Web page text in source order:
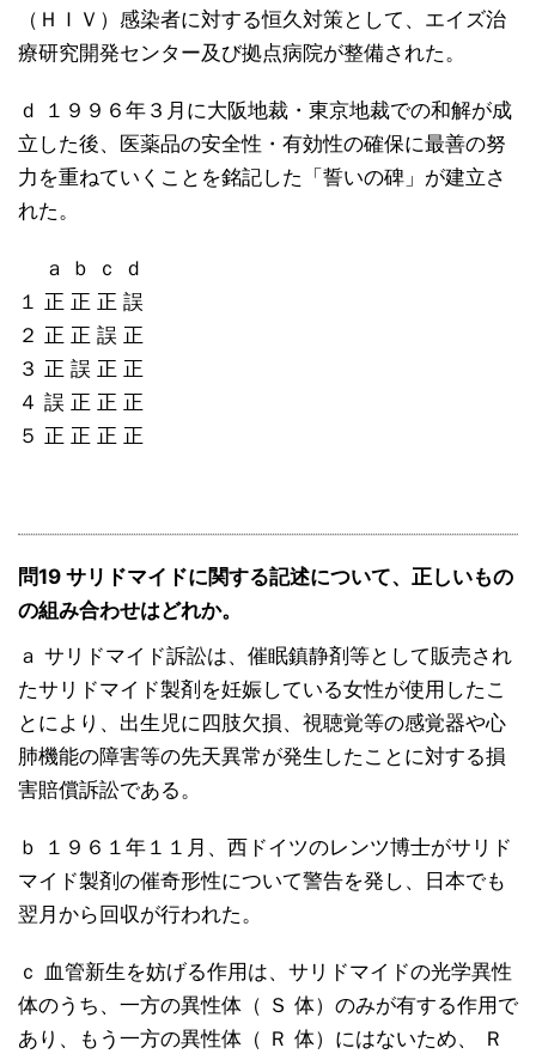
（ＨＩＶ）感染者に対する恒久対策として、エイズ治
療研究開発センター及び拠点病院が整備された。
ｄ １９９６年３月に大阪地裁・東京地裁での和解が成
立した後、医薬品の安全性・有効性の確保に最善の努
力を重ねていくことを銘記した「誓いの碑」が建立さ
れた。
ａ ｂ ｃ ｄ
１ 正 正 正 誤
２ 正 正 誤 正
３ 正 誤 正 正
４ 誤 正 正 正
５ 正 正 正 正
問19 サリドマイドに関する記述について、正しいもの
の組み合わせはどれか。
ａ サリドマイド訴訟は、催眠鎮静剤等として販売され
たサリドマイド製剤を妊娠している女性が使用したこ
とにより、出生児に四肢欠損、視聴覚等の感覚器や心
肺機能の障害等の先天異常が発生したことに対する損
害賠償訴訟である。
ｂ １９６１年１１月、西ドイツのレンツ博士がサリド
マイド製剤の催奇形性について警告を発し、日本でも
翌月から回収が行われた。
ｃ 血管新生を妨げる作用は、サリドマイドの光学異性
体のうち、一方の異性体（ Ｓ 体）のみが有する作用で
あり、もう一方の異性体（ Ｒ 体）にはないため、 Ｒ